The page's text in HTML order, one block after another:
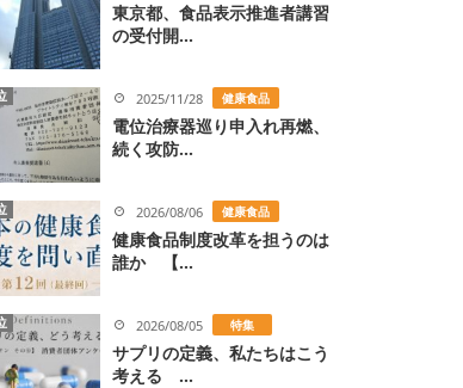
東京都、食品表示推進者講習
の受付開...
2025/11/28 健康食品
電位治療器巡り申入れ再燃、
続く攻防...
2026/08/06 健康食品
健康食品制度改革を担うのは
誰か 【...
2026/08/05 特集
サプリの定義、私たちはこう
考える ...